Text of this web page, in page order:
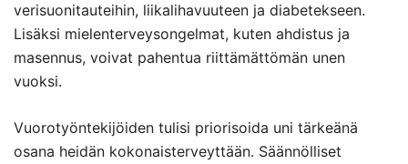
verisuonitauteihin, liikalihavuuteen ja diabetekseen.
Lisäksi mielenterveysongelmat, kuten ahdistus ja
masennus, voivat pahentua riittämättömän unen
vuoksi.
Vuorotyöntekijöiden tulisi priorisoida uni tärkeänä
osana heidän kokonaisterveyttään. Säännölliset